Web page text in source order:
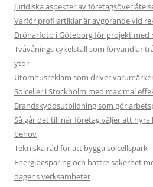
Juridiska aspekter av
Varför profilartiklar är avgörande vid
Drönarfoto i Göteborg för projekt med
Tvåvånings cykelställ som förvandlar
ytor
Utomhusreklam som driver
Solceller i Stockholm med maximal
Brandskyddsutbildning som gör
Så går det till när företag väljer att
behov
Tekniska råd för att bygga solcellspark
Energibesparing och bättre säkerhet
dagens verksamheter